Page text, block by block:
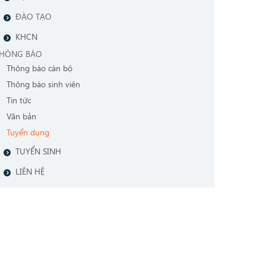
ĐÀO TẠO
KHCN
BÁO
Thông báo cán bộ
Thông báo sinh viên
Tin tức
Văn bản
Tuyển dụng
TUYỂN SINH
LIÊN HỆ